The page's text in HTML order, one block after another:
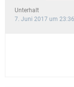
Unterhalt
7. Juni 2017 um 23:36